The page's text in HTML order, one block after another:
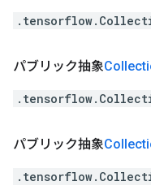
パブリック抽象
パブリック抽象